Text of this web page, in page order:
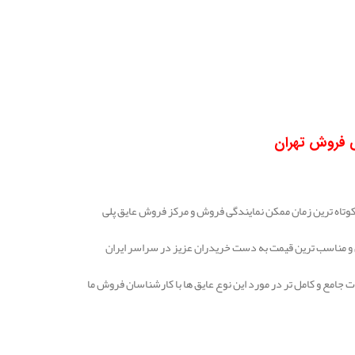
فروش تهران
ترین زمان ممکن نمایندگی فروش و مرکز فروش عایق پلی
و مناسب ترین قیمت به دست خریدران عزیز در سراسر ایران
جامع و کامل تر در مورد این نوع عایق ها با کارشناسان فروش ما